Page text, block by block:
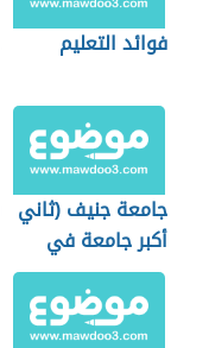
فوائد التعليم
جامعة جنيف (ثاني
أكبر جامعة في
سويسرا)